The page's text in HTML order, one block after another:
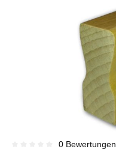
0 Bewertungen